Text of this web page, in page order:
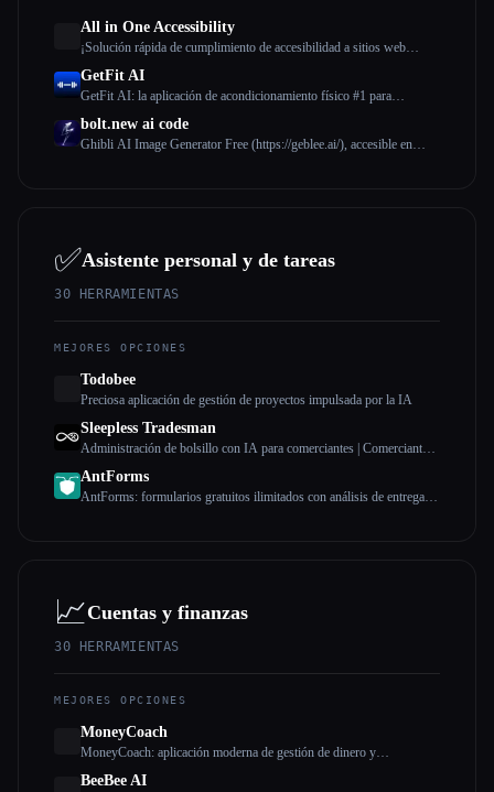
All in One Accessibility
¡Solución rápida de cumplimiento de accesibilidad a sitios web
GetFit AI
GetFit AI: la aplicación de acondicionamiento físico #1 para
bolt.new ai code
Ghibli AI Image Generator Free (https://geblee.ai/), accesible en
✅Asistente personal y de tareas
30 HERRAMIENTAS
MEJORES OPCIONES
Todobee
Preciosa aplicación de gestión de proyectos impulsada por la IA
Sleepless Tradesman
Administración de bolsillo con IA para comerciantes | Comerciante
AntForms
AntForms: formularios gratuitos ilimitados con análisis de entrega e
📈Cuentas y finanzas
30 HERRAMIENTAS
MEJORES OPCIONES
MoneyCoach
MoneyCoach: aplicación moderna de gestión de dinero y
BeeBee AI